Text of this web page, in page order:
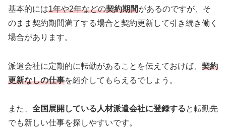
基本的には1年や2年などの契約期間があるのですが、そ
のまま契約期間満了する場合と契約更新して引き続き働く
場合があります。
派遣会社に定期的に転勤があることを伝えておけば、 契約
更新なしの仕事を紹介してもらえるでしょう。
また、 全国展開している人材派遣会社に登録すると転勤先
でも新しい仕事を探しやすいです。